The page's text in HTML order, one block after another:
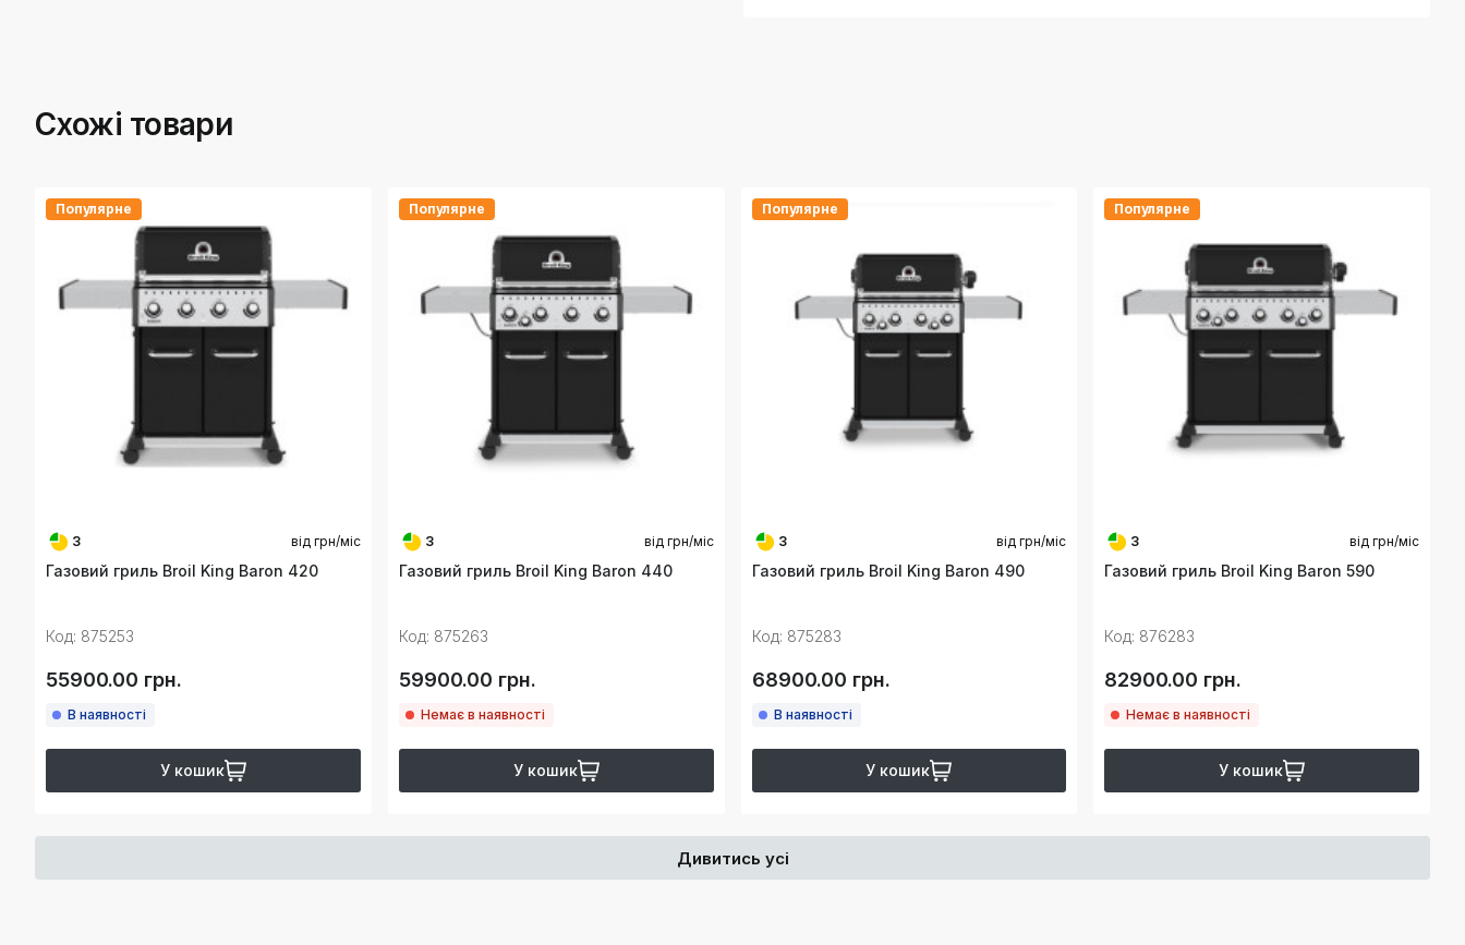
Схожі товари
Популярне
3 від грн/міс
Газовий гриль Broil King Baron 420
Код: 875253
55900.00 грн.
В наявності
У кошик
Популярне
3 від грн/міс
Газовий гриль Broil King Baron 440
Код: 875263
59900.00 грн.
Немає в наявності
У кошик
Популярне
3 відгрн/міс
Газовий гриль Broil King Baron 490
Код: 875283
68900.00 грн.
В наявності
У кошик
Популярне
3 від грн/міс
Газовий гриль Broil King Baron 590
Код: 876283
82900.00 грн.
Немає в наявності
У кошик
Дивитись усі